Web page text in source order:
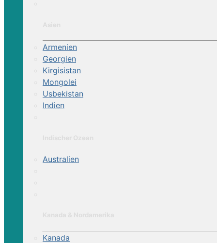
Armenien
Georgien
Kirgisistan
Mongolei
Usbekistan
Indien
Australien
Kanada